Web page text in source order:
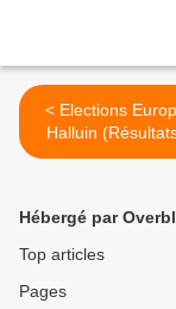
< Elections Européennes
Halluin
2009 -
Hébergé par
Top articles
Pages